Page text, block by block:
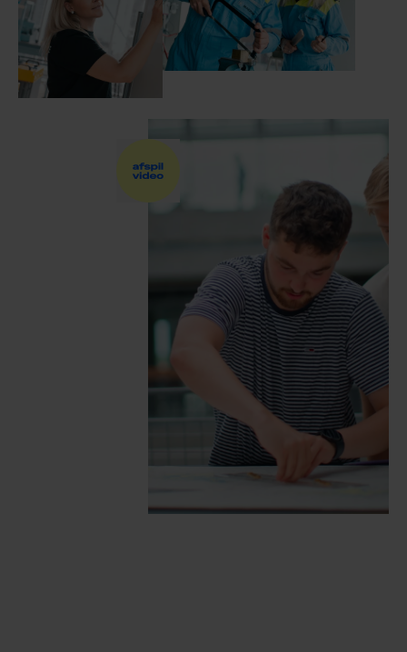
TIL UNDERVISERE OG
VEJLEDERE
KONTAKT
ORGANISATIONEN
FORSKNING OG
UDVIKLING
KVALITETSSTYRING
STUDIESTART